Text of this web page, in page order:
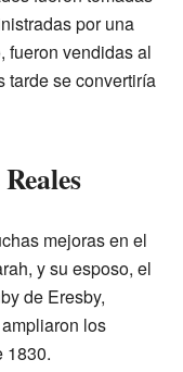
por una
fueron vendidas al
tarde se convertiría
mejoras en el
y su esposo, el
de Eresby,
los
1830.